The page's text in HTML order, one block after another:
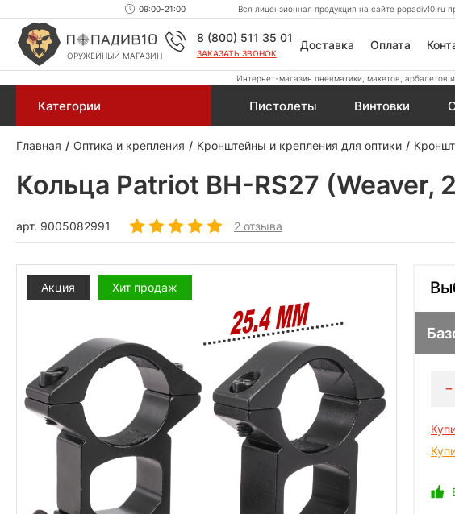
09:00-21:00 Вся лицензионная продукция на сайте popadiv10.ru
ОРУЖЕЙНЫЙ МАГАЗИН
8 (800) 511 35 01
ЗАКАЗАТЬ ЗВОНОК
Доставка Оплата
Интернет-магазин пневматики, макетов, арбалетов
Категории Пистолеты Винтовки
Главная Оптика и крепления Кронштейны и крепления для оптики
Кольца Patriot BH-RS27
арт. 9005082991 2 отзыва
Акция Хит продаж